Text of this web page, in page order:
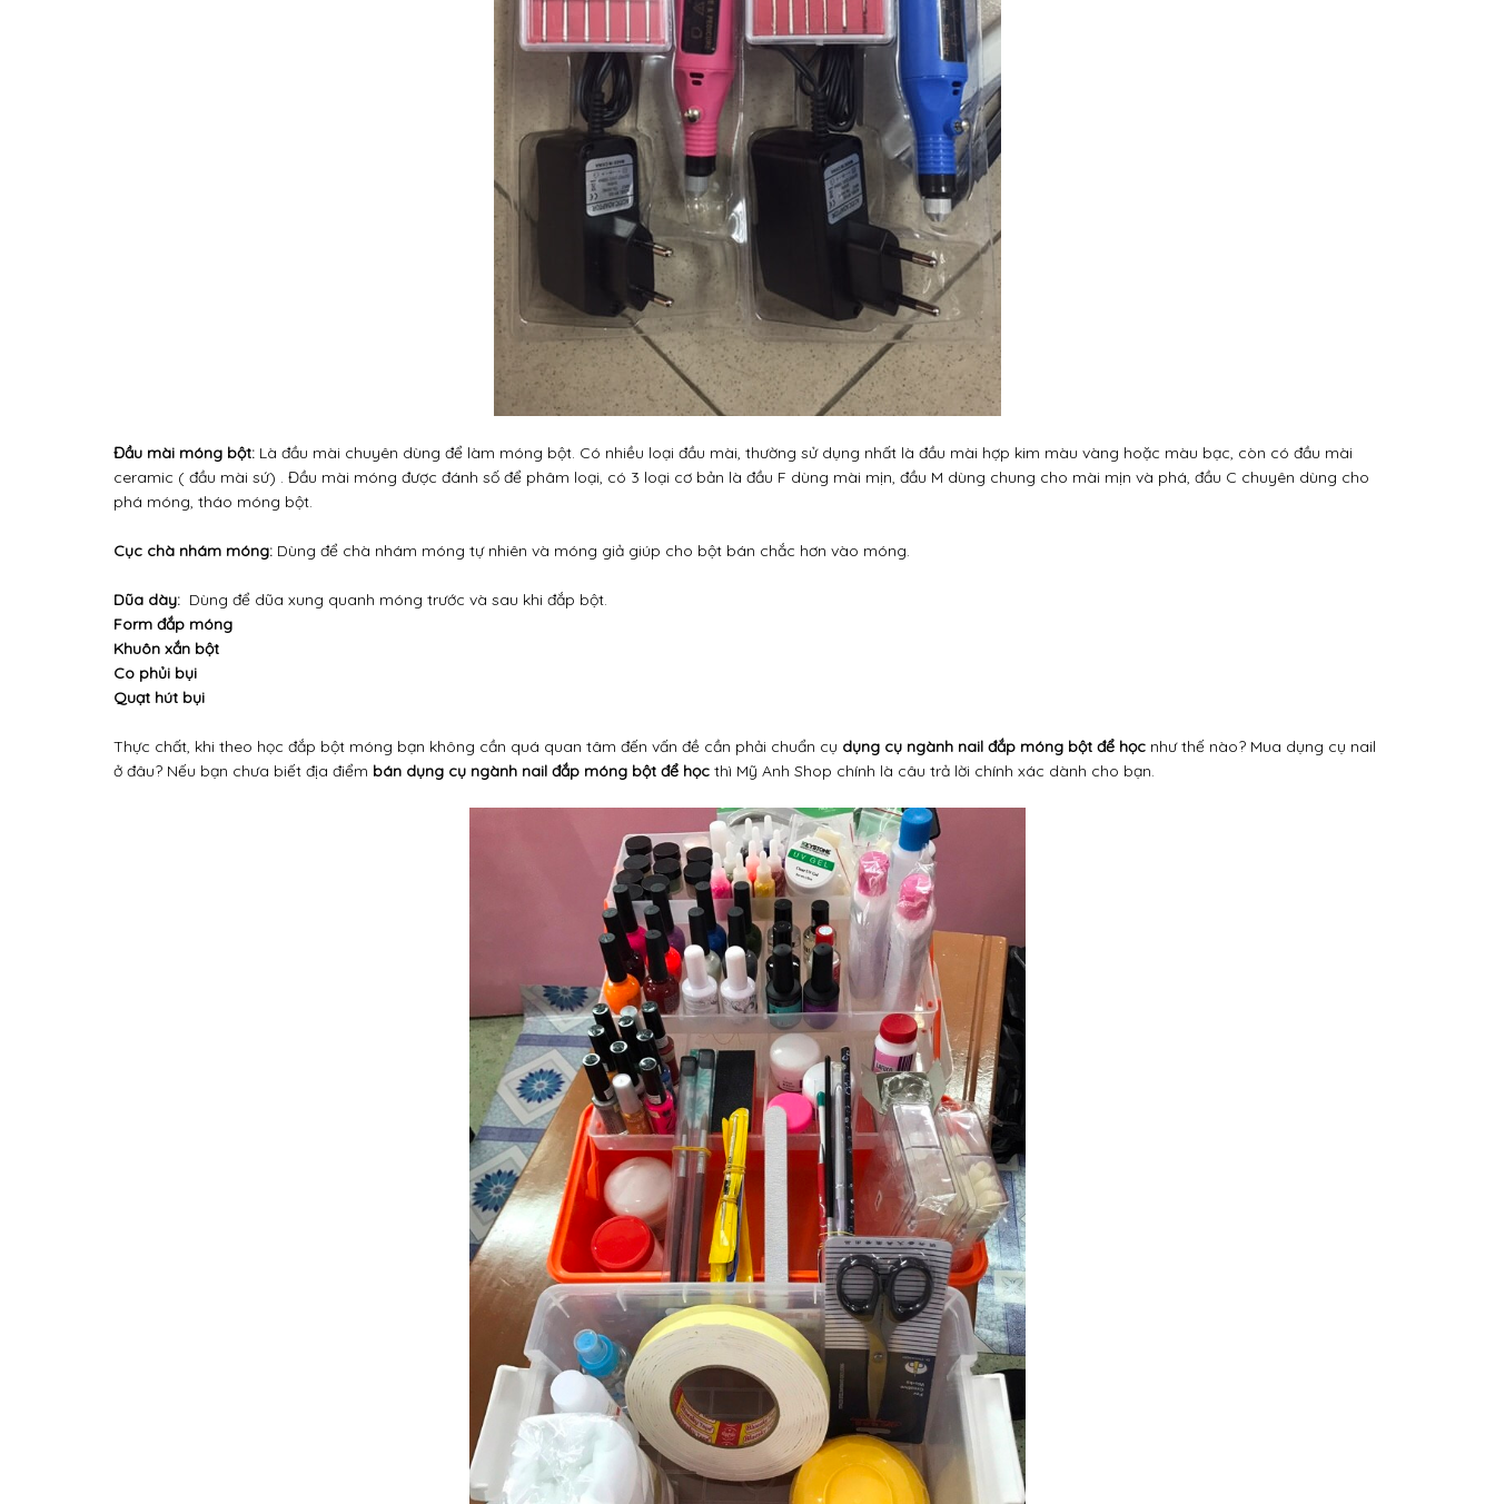
Đầu mài móng bột: Là đầu mài chuyên dùng để làm móng bột. Có nhiều loại đầu mài, thường sử dụng nhất là đầu mài hợp kim màu vàng hoặc màu bạc, còn có đầu mài
ceramic ( đầu mài sứ) . Đầu mài móng được đánh số để phâm loại, có 3 loại cơ bản là đầu F dùng mài mịn, đầu M dùng chung cho mài mịn và phá, đầu C chuyên dùng cho
phá móng, tháo móng bột.
Cục chà nhám móng: Dùng để chà nhám móng tự nhiên và móng giả giúp cho bột bán chắc hơn vào móng.
Dũa dày: Dùng để dũa xung quanh móng trước và sau khi đắp bột.
Form đắp móng
Khuôn xắn bột
Co phủi bụi
Quạt hút bụi
Thực chất, khi theo học đắp bột móng bạn không cần quá quan tâm đến vấn đề cần phải chuẩn cụ dụng cụ ngành nail đắp móng bột để học như thế nào? Mua dụng cụ nail
ở đâu? Nếu bạn chưa biết địa điểm bán dụng cụ ngành nail đắp móng bột để học thì Mỹ Anh Shop chính là câu trả lời chính xác dành cho bạn.